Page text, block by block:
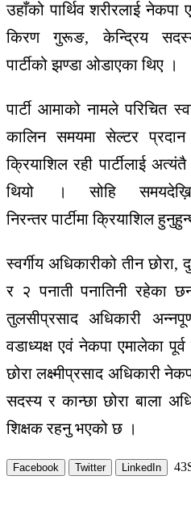
उहाँको पार्थिव शरीरलाईनेकपा
किरण
गुरूङ,केन्द्रिय
पार्टीकोझण्डा ओडाएका थिए ।
पार्टी आमाको नामले परिचित
कालिन समयमा सेल्टर प्रदान
क्रियाशिलरही पार्टीलाई
थियो ।सोहि समयदेख़ि
निरन्तरपार्टीमाक्रियाशिल
स्वर्गीय अधिकारीको तीन छोरा,
र २ पनाती पनातिनी रहेका
तुलसीप्रसाद
अधिकारी
वडाध्यक्ष एवं नेकपा एमालेकापूर्व
छोरा लक्ष्मीप्रसाद अधिकारी
सदस्य र कान्छाछोराबाला
शिक्षक रहनु भएको छ ।
Facebook Twitter LinkedIn 43